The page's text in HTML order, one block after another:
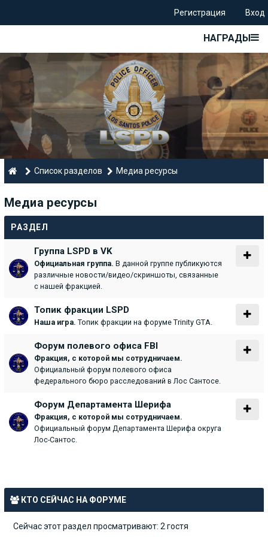
Регистрация Вход
НАГРАДЫ
Список разделов Медиа ресурсы
Медиа ресурсы
РАЗДЕЛ
Группа LSPD в VK
Официальная группа. В данной группе публикуются
различные новости/видео/скриншоты, связанные
с нашей фракцией.
Топик фракции LSPD
Наша игра. Топик фракции на форуме Trinity GTA.
Форум полевого офиса FBI
Фракция, с которой мы сотрудничаем.
Официальный форум полевого офиса
федерального бюро расследований в Лос Сантосе.
Форум Департамента Шерифа
Фракция, с которой мы сотрудничаем.
Официальный форум Департамента Шерифа округа
Лос-Сантос.
КТО СЕЙЧАС НА ФОРУМЕ
Сейчас этот раздел просматривают: 2 гостя